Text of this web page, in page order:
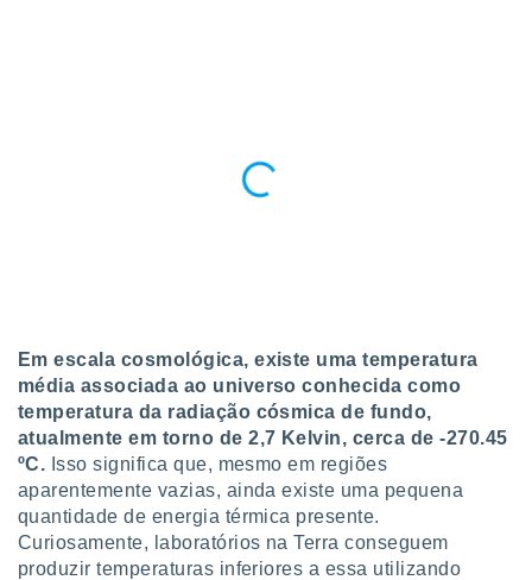
a
a
cookies,
a
site
Neste
lo de
os
Em escala cosmológica, existe uma temperatura
média associada ao universo conhecida como
temperatura da radiação cósmica de fundo,
atualmente em torno de 2,7 Kelvin, cerca de -270.45
ºC. Isso significa que, mesmo em regiões
aparentemente vazias, ainda existe uma pequena
quantidade de energia térmica presente.
Curiosamente, laboratórios na Terra conseguem
produzir temperaturas inferiores a essa utilizando